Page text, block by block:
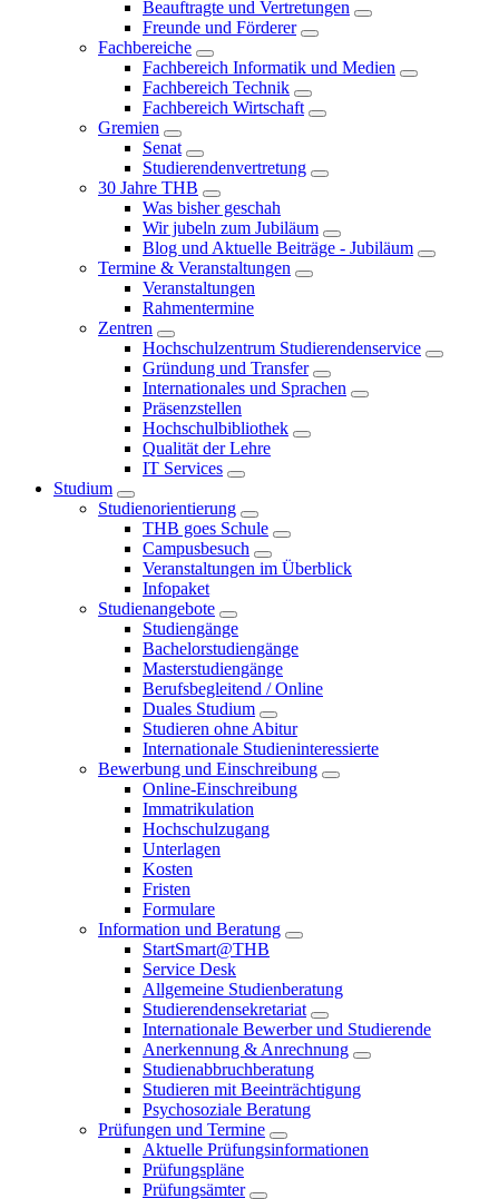
Beauftragte und Vertretungen
Freunde und Förderer
Fachbereiche
Fachbereich Informatik und Medien
Fachbereich Technik
Fachbereich Wirtschaft
Gremien
Senat
Studierendenvertretung
30 Jahre THB
Was bisher geschah
Wir jubeln zum Jubiläum
Blog und Aktuelle Beiträge - Jubiläum
Termine & Veranstaltungen
Veranstaltungen
Rahmentermine
Zentren
Hochschulzentrum Studierendenservice
Gründung und Transfer
Internationales und Sprachen
Präsenzstellen
Hochschulbibliothek
Qualität der Lehre
IT Services
Studium
Studienorientierung
THB goes Schule
Campusbesuch
Veranstaltungen im Überblick
Infopaket
Studienangebote
Studiengänge
Bachelorstudiengänge
Masterstudiengänge
Berufsbegleitend / Online
Duales Studium
Studieren ohne Abitur
Internationale Studieninteressierte
Bewerbung und Einschreibung
Online-Einschreibung
Immatrikulation
Hochschulzugang
Unterlagen
Kosten
Fristen
Formulare
Information und Beratung
StartSmart@THB
Service Desk
Allgemeine Studienberatung
Studierendensekretariat
Internationale Bewerber und Studierende
Anerkennung & Anrechnung
Studienabbruchberatung
Studieren mit Beeinträchtigung
Psychosoziale Beratung
Prüfungen und Termine
Aktuelle Prüfungsinformationen
Prüfungspläne
Prüfungsämter